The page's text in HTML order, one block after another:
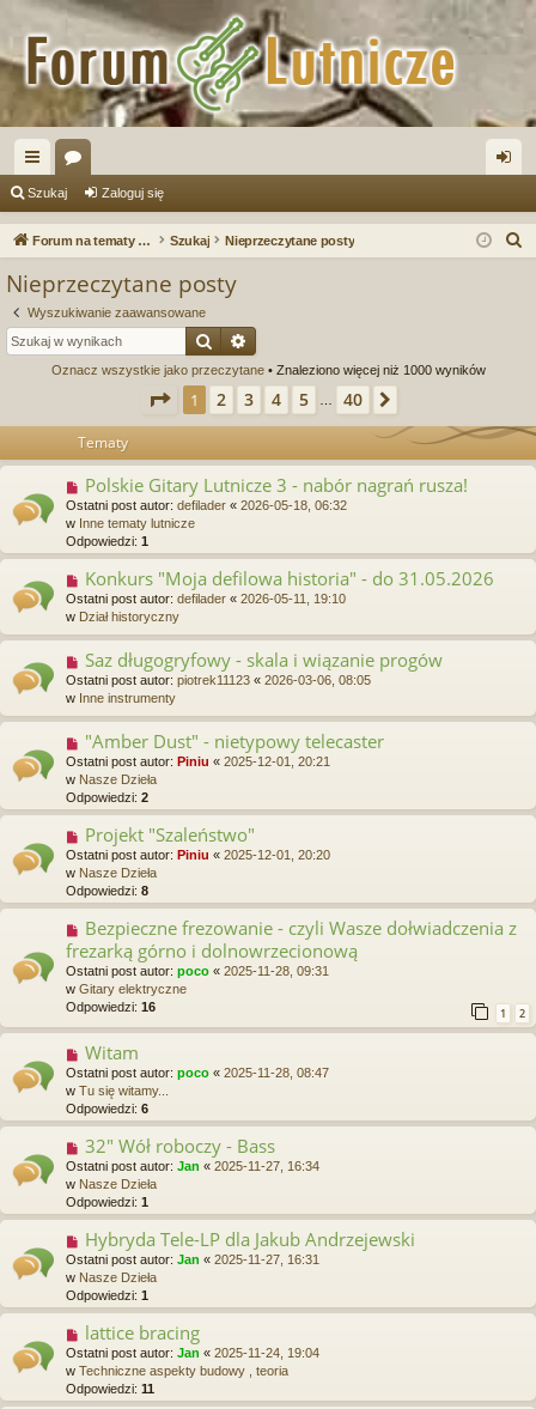
ię
ce
or
a og
Szukaj Zaloguj się
Forum na tematy budowy instrumentów Szukaj Nieprzeczytane posty
Nieprzeczytane posty
Wyszukiwanie zaawansowane
Szukaj
Oznacz wszystkie jako przeczytane• Znaleziono więcej niż 1000 wyników
Strona z 40
1 2 3 4 5 40
Tematy
N
o
w
y
p
o
s
t
Polskie Gitary Lutnicze 3 - nabór nagrań rusza!
Ostatni post autor: defilader « 2026-05-18, 06:32
w Inne tematy lutnicze
Odpowiedzi: 1
N
o
w
o
s
t
Konkurs "Moja defilowa historia" - do 31.05.2026
Ostatni post autor: defilader « 2026-05-11, 19:10
w Dział historyczny
N
o
w
s
t
Saz długogryfowy - skala i wiązanie progów
Ostatni post autor: piotrek11123 « 2026-03-06, 08:05
w Inne instrumenty
N
o
w
y
p
o
s
t
"Amber Dust" - nietypowy telecaster
Ostatni post autor: Piniu « 2025-12-01, 20:21
w Nasze Dzieła
Odpowiedzi: 2
N
o
w
y
p
o
s
t
Projekt "Szaleństwo"
Ostatni post autor: Piniu « 2025-12-01, 20:20
w Nasze Dzieła
Odpowiedzi: 8
N
w
y
p
o
s
Bezpieczne frezowanie - czyli Wasze dołwiadczenia z
frezarką górno i dolnowrzecionową
Ostatni post autor: poco « 2025-11-28, 09:31
w Gitary elektryczne
Odpowiedzi: 16 1 2
N
o
w
y
p
o
s
t
Witam
Ostatni post autor: poco « 2025-11-28, 08:47
w Tu się witamy...
Odpowiedzi: 6
N
o
w
y
p
o
s
t
32" Wół roboczy - Bass
Ostatni post autor: Jan « 2025-11-27, 16:34
w Nasze Dzieła
Odpowiedzi: 1
N
o
w
y
p
o
s
t
Hybryda Tele-LP dla Jakub Andrzejewski
Ostatni post autor: Jan « 2025-11-27, 16:31
w Nasze Dzieła
Odpowiedzi: 1
N
o
w
y
p
lattice bracing
Ostatni post autor: Jan « 2025-11-24, 19:04
w Techniczne aspekty budowy , teoria
Odpowiedzi: 11